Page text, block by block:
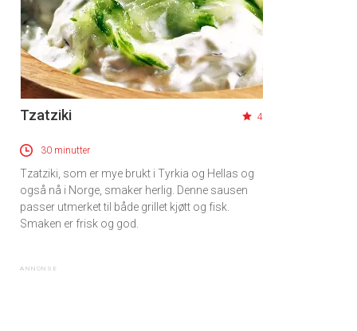
Tzatziki 4
30 minutter
Tzatziki, som er mye brukt i Tyrkia og Hellas og
også nå i Norge, smaker herlig. Denne sausen
passer utmerket til både grillet kjøtt og fisk.
Smaken er frisk og god.